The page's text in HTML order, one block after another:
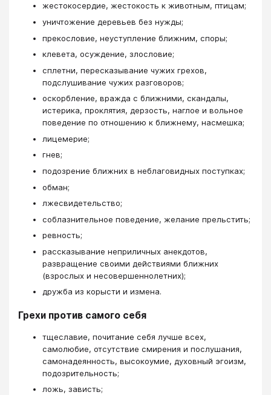
жестокосердие, жестокость к животным, птицам;
уничтожение деревьев без нужды;
прекословие, неуступление ближним, споры;
клевета, осуждение, злословие;
сплетни, пересказывание чужих грехов,
подслушивание чужих разговоров;
оскорбление, вражда с ближними, скандалы,
истерика, проклятия, дерзость, наглое и вольное
поведение по отношению к ближнему, насмешка;
лицемерие;
гнев;
подозрение ближних в неблаговидных поступках;
обман;
лжесвидетельство;
соблазнительное поведение, желание прельстить;
ревность;
рассказывание неприличных анекдотов,
развращение своими действиями ближних
(взрослых и несовершеннолетних);
дружба из корысти и измена.
Грехи против самого себя
тщеславие, почитание себя лучше всех,
самолюбие, отсутствие смирения и послушания,
самонадеянность, высокоумие, духовный эгоизм,
подозрительность;
ложь, зависть;